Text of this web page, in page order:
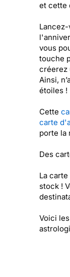
et cette
vous
touche
créerez
Ainsi,
étoiles !
Cette
carte
porte la
Des
La
stock !
Voici